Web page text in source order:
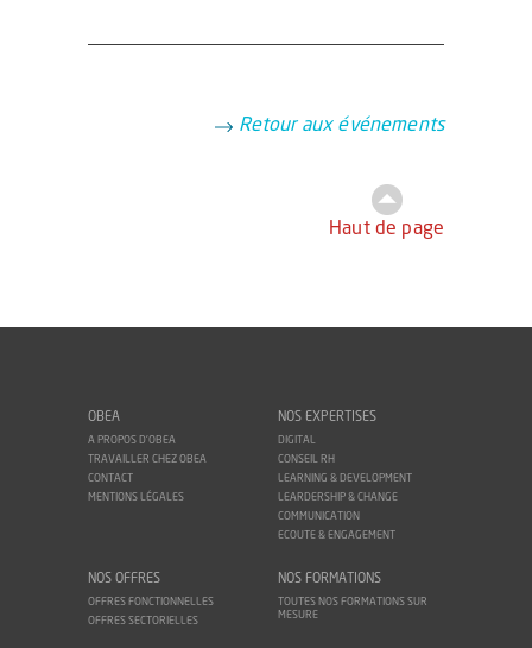
Retour aux événements
Haut de page
OBEA
A PROPOS D'OBEA
TRAVAILLER CHEZ OBEA
CONTACT
MENTIONS LÉGALES
NOS EXPERTISES
DIGITAL
CONSEIL RH
LEARNING & DEVELOPMENT
LEARDERSHIP & CHANGE
COMMUNICATION
ECOUTE & ENGAGEMENT
NOS OFFRES
OFFRES FONCTIONNELLES
OFFRES SECTORIELLES
NOS FORMATIONS
TOUTES NOS FORMATIONS SUR
MESURE